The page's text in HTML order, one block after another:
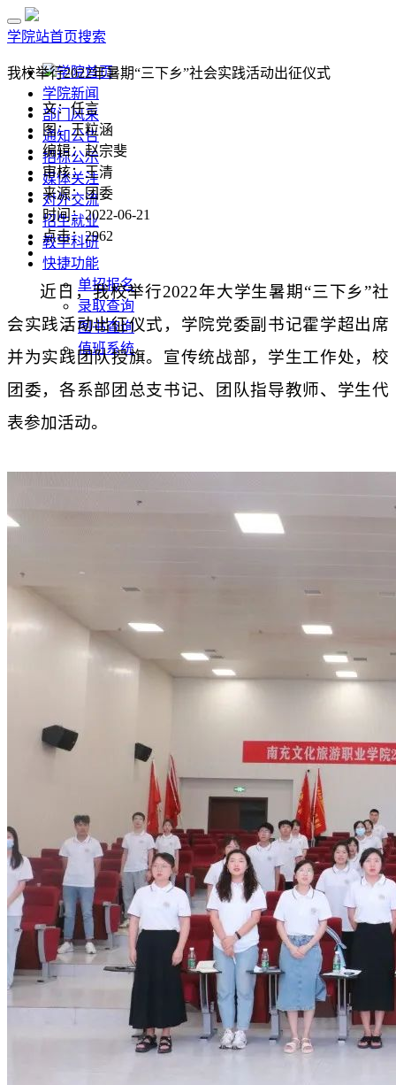
学院站首页搜索
学院首页
学院新闻
部门风采
通知公告
招标公示
媒体关注
对外交流
招生就业
教学科研
快捷功能
单招报名
录取查询
图书查询
值班系统
我校举行2022年暑期“三下乡”社会实践活动出征仪式
文：任言
图：王粒涵
编辑：赵宗斐
审核：王清
来源：团委
时间：2022-06-21
点击：2962
近日，我校举行2022年大学生暑期“三下乡”社
会实践活动出征仪式，学院党委副书记霍学超出席
并为实践团队授旗。宣传统战部，学生工作处，校
团委，各系部团总支书记、团队指导教师、学生代
表参加活动。